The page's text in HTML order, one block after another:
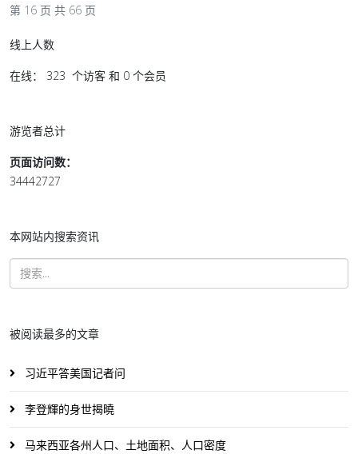
第 16 页 共 66 页
线上人数
在线： 323 个访客 和 0 个会员
游览者总计
页面访问数：
34442727
本网站内搜索资讯
被阅读最多的文章
习近平答美国记者问
李登輝的身世揭曉
马来西亚各州人口、土地面积、人口密度